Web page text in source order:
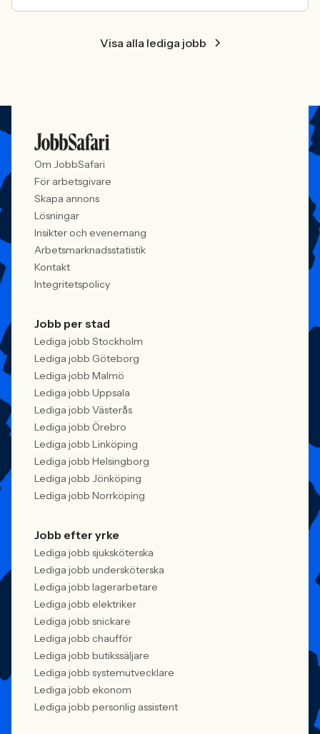
Visa alla lediga jobb
Om JobbSafari
För arbetsgivare
Skapa annons
Lösningar
Insikter och evenemang
Arbetsmarknadsstatistik
Kontakt
Integritetspolicy
Jobb per stad
Lediga jobb Stockholm
Lediga jobb Göteborg
Lediga jobb Malmö
Lediga jobb Uppsala
Lediga jobb Västerås
Lediga jobb Örebro
Lediga jobb Linköping
Lediga jobb Helsingborg
Lediga jobb Jönköping
Lediga jobb Norrköping
Jobb efter yrke
Lediga jobb sjuksköterska
Lediga jobb undersköterska
Lediga jobb lagerarbetare
Lediga jobb elektriker
Lediga jobb snickare
Lediga jobb chaufför
Lediga jobb butikssäljare
Lediga jobb systemutvecklare
Lediga jobb ekonom
Lediga jobb personlig assistent